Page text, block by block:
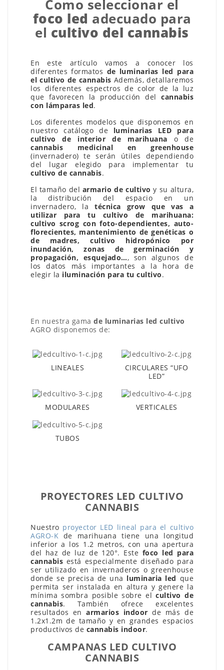
Como seleccionar el
foco led adecuado para
el cultivo del cannabis
En este artículo vamos a conocer los
diferentes formatos de luminarias led para
el cultivo de cannabis Además, detallaremos
los diferentes espectros de color de la luz
que favorecen la producción del cannabis
con lámparas led.
Los diferentes modelos que disponemos en
nuestro catálogo de luminarias LED para
cultivo de interior de marihuana o de
cannabis medicinal en greenhouse
(invernadero) te serán útiles dependiendo
del lugar elegido para implementar tu
cultivo de cannabis.
El tamaño del armario de cultivo y su altura,
la distribución del espacio en un
invernadero, la técnica grow que vas a
utilizar para tu cultivo de marihuana:
cultivo scrog con foto-dependientes, auto-
florecientes, mantenimiento de genéticas o
de madres, cultivo hidropónico por
inundación, zonas de germinación y
propagación, esquejado…, son algunos de
los datos más importantes a la hora de
elegir la iluminación para tu cultivo.
En nuestra gama de luminarias led cultivo
AGRO disponemos de:
LINEALES
CIRCULARES “UFO
LED”
MODULARES VERTICALES
TUBOS
PROYECTORES LED CULTIVO
CANNABIS
Nuestro proyector LED lineal para el cultivo
AGRO-K de marihuana tiene una longitud
inferior a los 1.2 metros, con una apertura
del haz de luz de 120°. Este foco led para
cannabis está especialmente diseñado para
ser utilizado en invernaderos o greenhouse
donde se precisa de una luminaria led que
permita ser instalada en altura y genere la
mínima sombra posible sobre elcultivo de
cannabis. También ofrece excelentes
resultados enarmarios indoor de más de
1.2x1.2m de tamaño y en grandes espacios
productivos de cannabis indoor.
CAMPANAS LED CULTIVO
CANNABIS